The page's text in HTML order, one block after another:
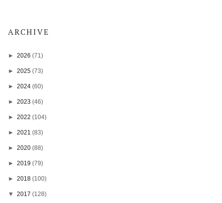
ARCHIVE
► 2026 (71)
► 2025 (73)
► 2024 (60)
► 2023 (46)
► 2022 (104)
► 2021 (83)
► 2020 (88)
► 2019 (79)
► 2018 (100)
▼ 2017 (128)